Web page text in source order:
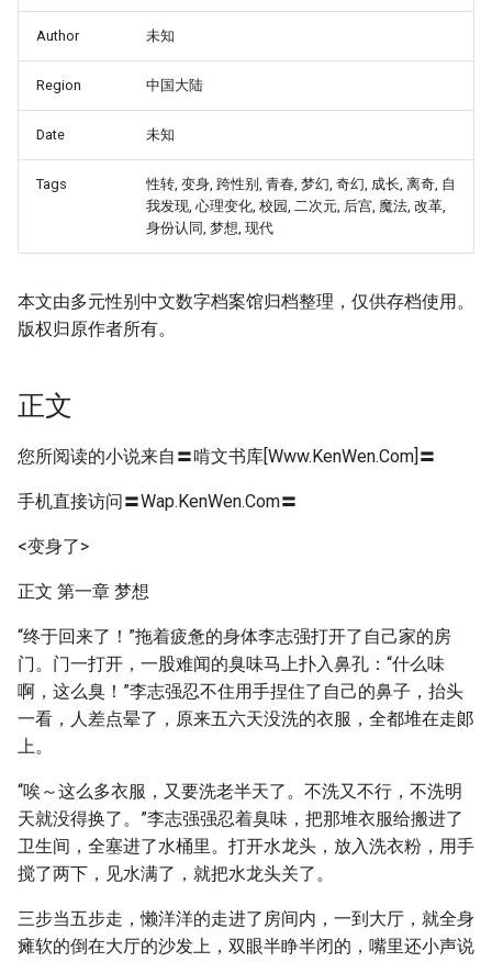
Author 未知
Region 中国大陆
Date 未知
Tags
性转, 变身, 跨性别, 青春, 梦幻, 奇幻, 成长, 离奇, 自
我发现, 心理变化, 校园, 二次元, 后宫, 魔法, 改革,
身份认同, 梦想, 现代
本文由多元性别中文数字档案馆归档整理，仅供存档使用。
版权归原作者所有。
正文
您所阅读的小说来自〓啃文书库[Www.KenWen.Com]〓
手机直接访问〓Wap.KenWen.Com〓
<变身了>
正文 第一章 梦想
“终于回来了！”拖着疲惫的身体李志强打开了自己家的房
门。门一打开，一股难闻的臭味马上扑入鼻孔：“什么味
啊，这么臭！”李志强忍不住用手捏住了自己的鼻子，抬头
一看，人差点晕了，原来五六天没洗的衣服，全都堆在走郞
上。
“唉～这么多衣服，又要洗老半天了。不洗又不行，不洗明
天就没得换了。”李志强强忍着臭味，把那堆衣服给搬进了
卫生间，全塞进了水桶里。打开水龙头，放入洗衣粉，用手
搅了两下，见水满了，就把水龙头关了。
三步当五步走，懒洋洋的走进了房间内，一到大厅，就全身
瘫软的倒在大厅的沙发上，双眼半睁半闭的，嘴里还小声说